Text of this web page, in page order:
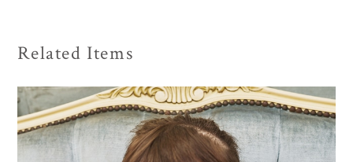
Related Items